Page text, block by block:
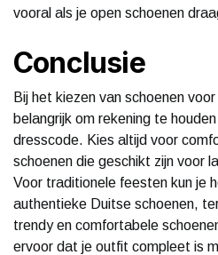
vooral als je open schoenen
Conclusie
Bij het kiezen van schoenen
belangrijk om rekening te
dresscode. Kies altijd voor
schoenen die geschikt zijn voor
Voor traditionele feesten kun je
authentieke Duitse schoenen,
trendy en comfortabele
ervoor dat je outfit compleet is